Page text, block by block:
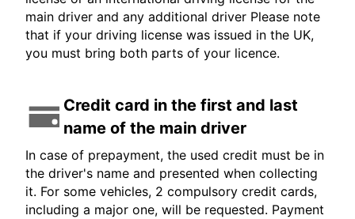
main driver and any additional driver Please note
that if your driving license was issued in the UK,
you must bring both parts of your licence.
Credit card in the first and last
name of the main driver
In case of prepayment, the used credit must be in
the driver's name and presented when collecting
it. For some vehicles, 2 compulsory credit cards,
including a major one, will be requested. Payment